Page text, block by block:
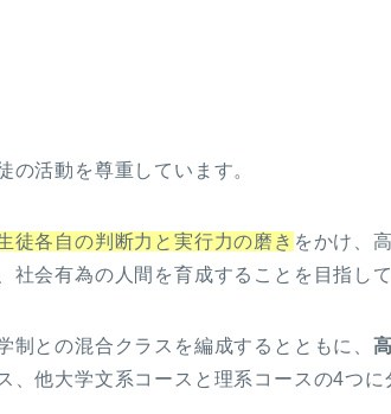
の活動を尊重しています。
徒各自の判断力と実行力の磨き をかけ、
社会有為の人間を育成することを目指して
制との混合クラスを編成するとともに、
、他大学文系コースと理系コースの4つに